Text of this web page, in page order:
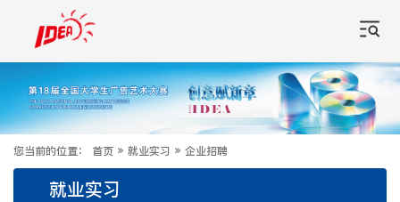
您当前的位置： 首页 » 就业实习 » 企业招聘
就业实习